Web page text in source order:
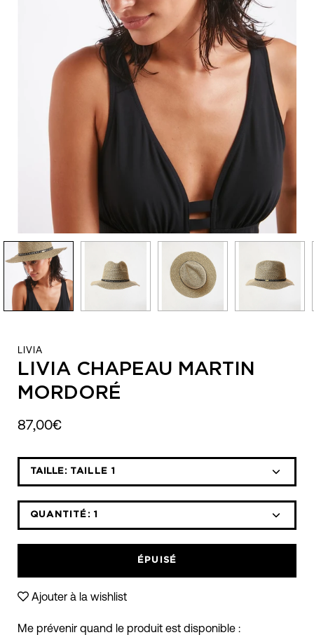
LIVIA
LIVIA CHAPEAU MARTIN
MORDORÉ
87,00€
TAILLE: TAILLE 1
Sélectionnez
la
liste
déroulante
des
QUANTITÉ: 1
Icône
ÉPUISÉ
Ajouter à la wishlist
Me prévenir quand le produit est disponible :